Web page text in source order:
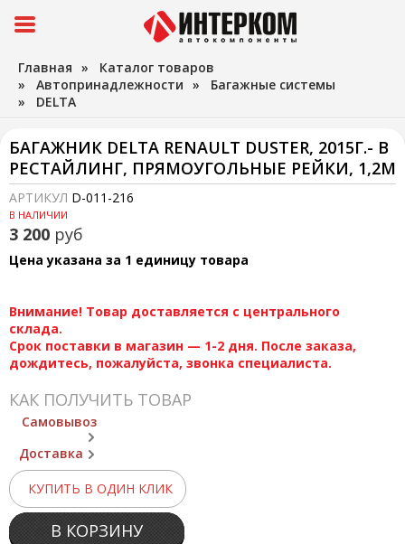
Главная » Каталог товаров
» Автопринадлежности » Багажные системы
» DELTA
БАГАЖНИК DELTA RENAULT DUSTER, 2015Г.- В
РЕСТАЙЛИНГ, ПРЯМОУГОЛЬНЫЕ РЕЙКИ, 1,2М
АРТИКУЛ D-011-216
В НАЛИЧИИ
3 200 руб
Цена указана за 1 единицу товара
Внимание! Товар доставляется с центрального
склада.
Срок поставки в магазин — 1-2 дня. После заказа,
дождитесь, пожалуйста, звонка специалиста.
КАК ПОЛУЧИТЬ ТОВАР
Самовывоз
Доставка
КУПИТЬ В ОДИН КЛИК
В КОРЗИНУ